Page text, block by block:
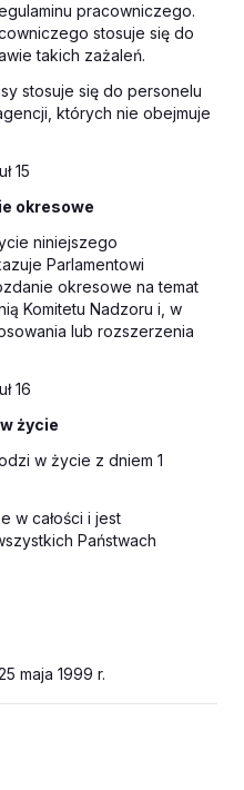
pracowniczego.
stosuje się do
takich zażaleń.
stosuje się do personelu
których nie obejmuje
15
okresowe
niniejszego
Parlamentowi
okresowe na temat
Komitetu Nadzoru i, w
lub rozszerzenia
16
życie
w życie z dniem 1
w całości i jest
Państwach
maja 1999 r.